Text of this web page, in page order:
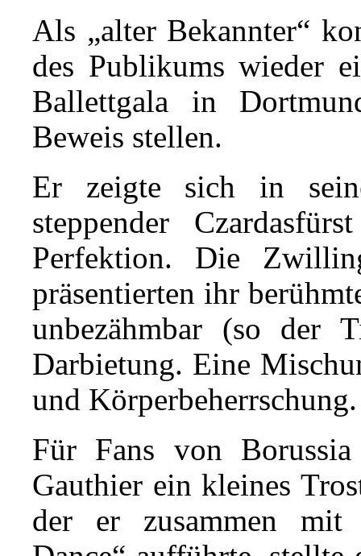
Als „alter Bekannter“
des Publikums wieder
Ballettgala in
Beweis stellen.
Er zeigte sich in
steppender
Perfektion. Die
präsentierten ihr
unbezähmbar (so der
Darbietung. Eine
und Körperbeherrschung.
Für Fans von
Gauthier ein kleines
der er zusammen mit